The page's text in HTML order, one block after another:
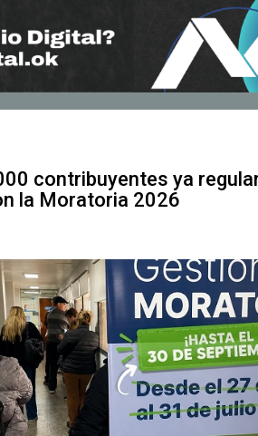
contribuyentes ya
la Moratoria 2026